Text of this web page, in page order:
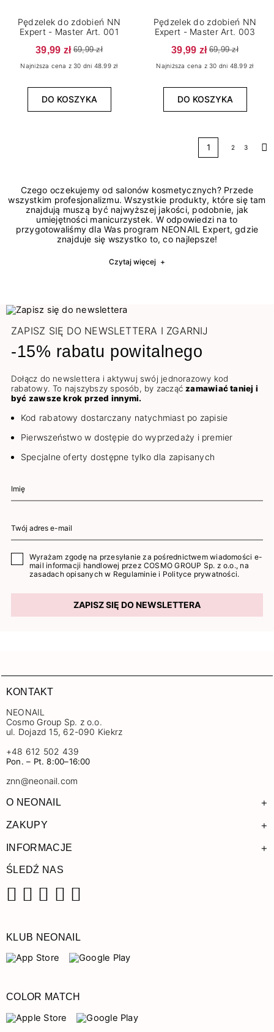
Pędzelek do zdobień NN
Expert - Master Art. 001
39,99 zł 69,99 zł
Najniższa cena z 30 dni 48.99 zł
DO KOSZYKA
Pędzelek do zdobień NN
Expert - Master Art. 003
39,99 zł 69,99 zł
Najniższa cena z 30 dni 48.99 zł
DO KOSZYKA
1 2 3
Czego oczekujemy od salonów kosmetycznych? Przede
wszystkim profesjonalizmu. Wszystkie produkty, które się tam
znajdują muszą być najwyższej jakości, podobnie, jak
umiejętności manicurzystek. W odpowiedzi na to
przygotowaliśmy dla Was program NEONAIL Expert, gdzie
znajduje się wszystko to, co najlepsze!
Czytaj więcej +
ZAPISZ SIĘ DO NEWSLETTERA I ZGARNIJ
-15% rabatu powitalnego
Dołącz do newslettera i aktywuj swój jednorazowy kod
rabatowy. To najszybszy sposób, by zacząćzamawiać taniej i
być zawsze krok przed innymi.
Kod rabatowy dostarczany natychmiast po zapisie
Pierwszeństwo w dostępie do wyprzedaży i premier
Specjalne oferty dostępne tylko dla zapisanych
Wyrażam zgodę na przesyłanie za pośrednictwem wiadomości e-
mail informacji handlowej przez COSMO GROUP Sp. z o.o., na
zasadach opisanych w Regulaminie i Polityce prywatności.
ZAPISZ SIĘ DO NEWSLETTERA
KONTAKT
NEONAIL
Cosmo Group Sp. z o.o.
ul. Dojazd 15, 62-090 Kiekrz
+48 612 502 439
Pon. – Pt. 8:00–16:00
znn@neonail.com
O NEONAIL +
ZAKUPY +
INFORMACJE +
ŚLEDŹ NAS
KLUB NEONAIL
COLOR MATCH